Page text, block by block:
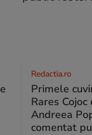
Redactia.ro
Primele
Rares
Andreea
comentat